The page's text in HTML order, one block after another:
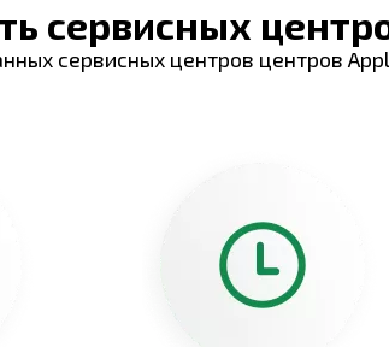
сервисных
сервисных центров центров